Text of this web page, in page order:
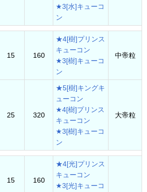
★3[水]キューコ
ン
15 160
★4[樹]プリンス
キューコン
★3[樹]キューコ
ン
中帝粒
25 320
★5[樹]キングキ
ューコン
★4[樹]プリンス
キューコン
★3[樹]キューコ
ン
大帝粒
15 160
★4[光]プリンス
キューコン
★3[光]キューコ